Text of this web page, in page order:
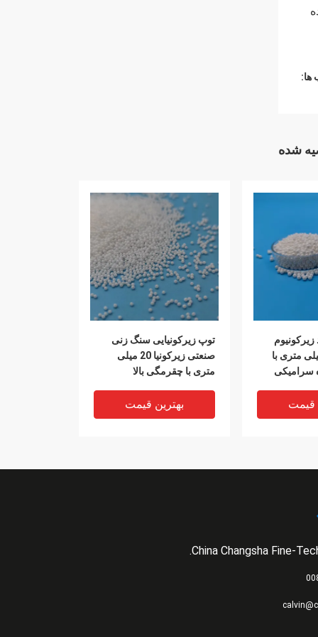
ها:
شده
توپ زیرکونیایی سنگ زنی
صنعتی زیرکونیا 20 میلی
متری با چقرمگی بالا
بهترین قیمت
0.8 میلی متری با
سرامیکی
قیمت
China Changsha Fine-